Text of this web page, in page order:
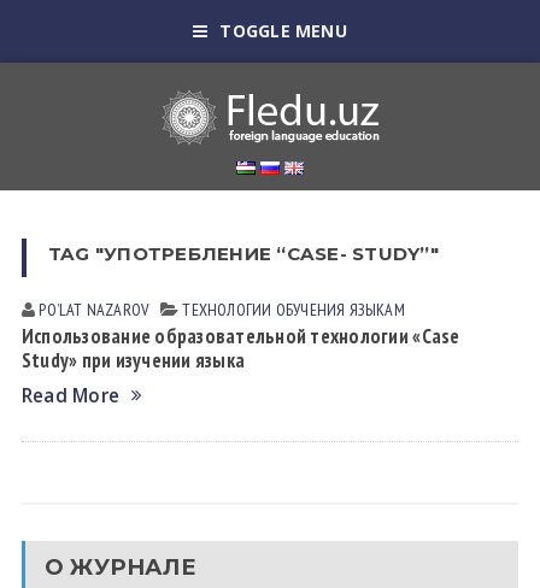
TOGGLE MENU
TAG "УПОТРЕБЛЕНИЕ “CASE- STUDY”"
POʼLAT NАZАROV ТЕХНОЛОГИИ ОБУЧЕНИЯ ЯЗЫКАМ
Использование образовательной технологии «Саsе
Study» при изучении языка
Read More
О ЖУРНАЛЕ